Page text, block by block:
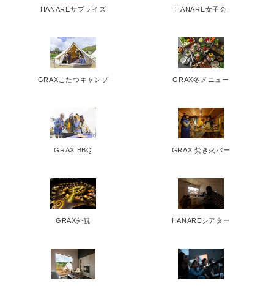
HANAREサプライズ HANARE女子会
GRAXこたつキャンプ GRAX冬メニュー
GRAX BBQ GRAX 焚き火バー
GRAX外観 HANAREシアター